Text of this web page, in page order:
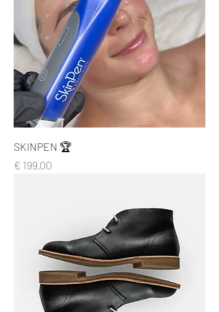
SKINPEN 🏆
Prijs
€ 199,00